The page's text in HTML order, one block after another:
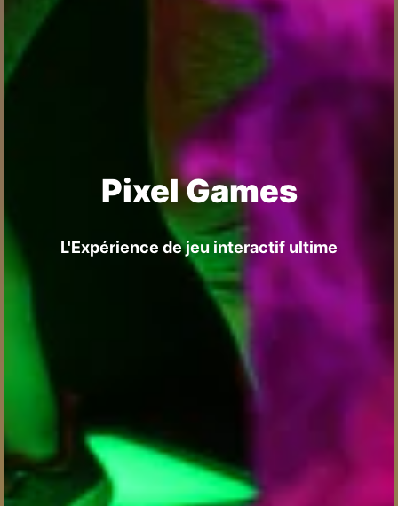
Pixel Games
L'Expérience de jeu interactif ultime